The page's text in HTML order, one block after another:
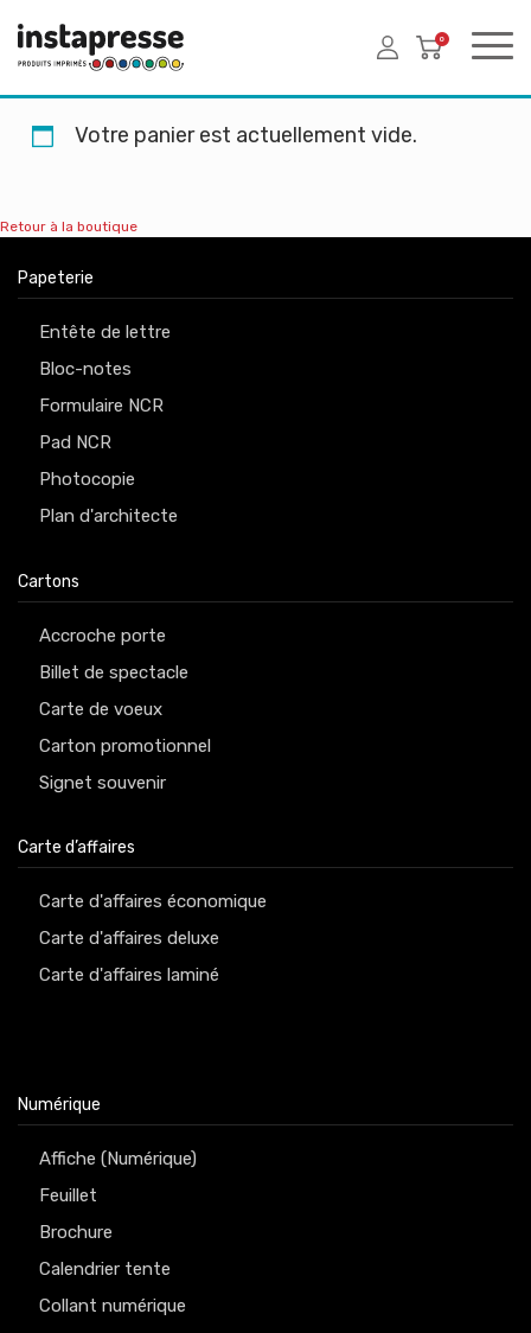
0
Votre panier est actuellement vide.
Retour à la boutique
Papeterie
Entête de lettre
Bloc-notes
Formulaire NCR
Pad NCR
Photocopie
Plan d'architecte
Cartons
Accroche porte
Billet de spectacle
Carte de voeux
Carton promotionnel
Signet souvenir
Carte d’affaires
Carte d'affaires économique
Carte d'affaires deluxe
Carte d'affaires laminé
Numérique
Affiche (Numérique)
Feuillet
Brochure
Calendrier tente
Collant numérique